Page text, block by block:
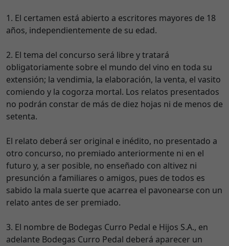
1. El certamen está abierto a escritores mayores de 18
años, independientemente de su edad.
2. El tema del concurso será libre y tratará
obligatoriamente sobre el mundo del vino en toda su
extensión; la vendimia, la elaboración, la venta, el vasito
comiendo y la cogorza mortal. Los relatos presentados
no podrán constar de más de diez hojas ni de menos de
setenta.
El relato deberá ser original e inédito, no presentado a
otro concurso, no premiado anteriormente ni en el
futuro y, a ser posible, no enseñado con altivez ni
presunción a familiares o amigos, pues de todos es
sabido la mala suerte que acarrea el pavonearse con un
relato antes de ser premiado.
3. El nombre de Bodegas Curro Pedal e Hijos S.A., en
adelante Bodegas Curro Pedal deberá aparecer un